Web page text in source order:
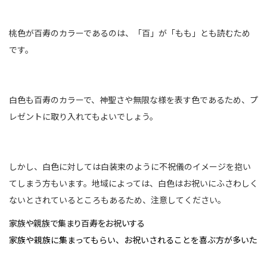
桃色が百寿のカラーであるのは、「百」が「もも」とも読むため
です。
白色も百寿のカラーで、神聖さや無限な様を表す色であるため、プ
レゼントに取り入れてもよいでしょう。
しかし、白色に対しては白装束のように不祝儀のイメージを抱い
てしまう方もいます。地域によっては、白色はお祝いにふさわしく
ないとされているところもあるため、注意してください。
家族や親族で集まり百寿をお祝いする
家族や親族に集まってもらい、お祝いされることを喜ぶ方が多いた